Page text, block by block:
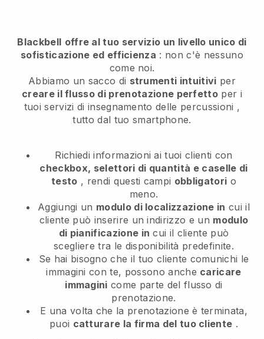
Blackbell offre al tuo servizio un livello unico di
sofisticazione ed efficienza : non c'è nessuno
come noi.
Abbiamo un sacco di strumenti intuitivi per
creare il flusso di prenotazione perfetto per i
tuoi servizi di insegnamento delle percussioni ,
tutto dal tuo smartphone.
Richiedi informazioni ai tuoi clienti con
checkbox, selettori di quantità e caselle di
testo , rendi questi campi obbligatori o
meno.
Aggiungi un modulo di localizzazione in cui il
cliente può inserire un indirizzo e un modulo
di pianificazione in cui il cliente può
scegliere tra le disponibilità predefinite.
Se hai bisogno che il tuo cliente comunichi le
immagini con te, possono anche caricare
immagini come parte del flusso di
prenotazione.
E una volta che la prenotazione è terminata,
puoi catturare la firma del tuo cliente .